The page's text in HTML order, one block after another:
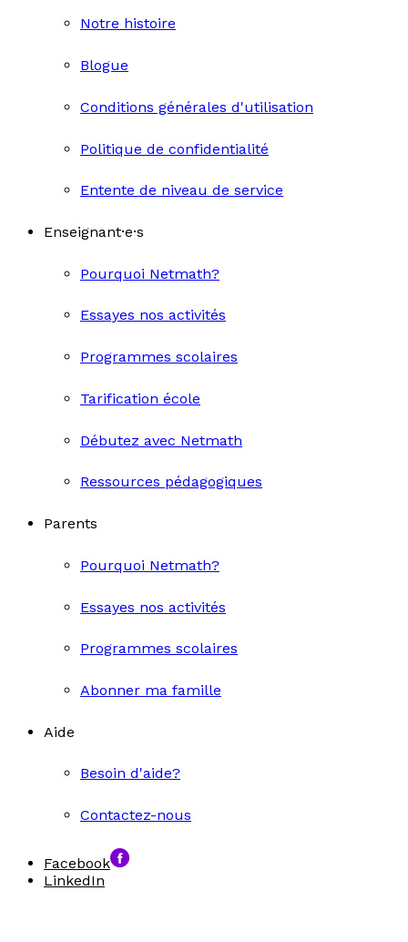
Notre histoire
Blogue
Conditions générales d'utilisation
Politique de confidentialité
Entente de niveau de service
Enseignant·e·s
Pourquoi Netmath?
Essayes nos activités
Programmes scolaires
Tarification école
Débutez avec Netmath
Ressources pédagogiques
Parents
Pourquoi Netmath?
Essayes nos activités
Programmes scolaires
Abonner ma famille
Aide
Besoin d'aide?
Contactez-nous
Facebook
LinkedIn